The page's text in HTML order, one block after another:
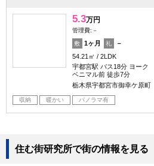
5.3万円
管理費:－
敷 1ヶ月 礼
－
54.21㎡
2LDK
宇都宮駅 バス18分 ヨーク
ベニマル前 徒歩7分
栃木県宇都宮市御幸ケ原町
収納 暖かい パノラマ有
住む街研究所で街の情報を見る